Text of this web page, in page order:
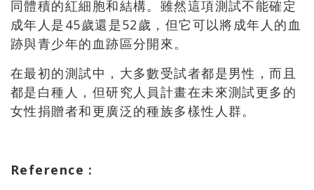
同體積的紅細胞和結構。雖然這項測試不能確定
成年人是45歲還是52歲，但它可以將成年人的血
跡與青少年的血跡區分開來。
在最初的測試中，大多數受試者都是男性，而且
都是白種人，但研究人員計畫在未來測試更多的
女性捐贈者和更廣泛的種族多樣性人群。
Reference :